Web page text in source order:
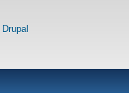
Drupal